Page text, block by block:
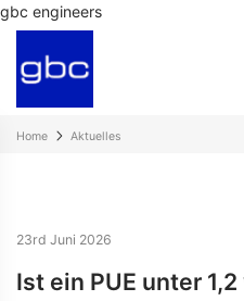
gbc engineers
Home Aktuelles
23rd Juni 2026
Ist ein PUE unter